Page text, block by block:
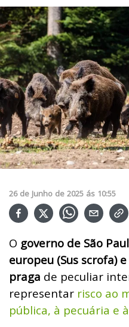
26 de Junho de 2025 ás 10:55
O governo de São
europeu (Sus scrofa)
praga de peculiar
representar risco ao
pública, à pecuária e